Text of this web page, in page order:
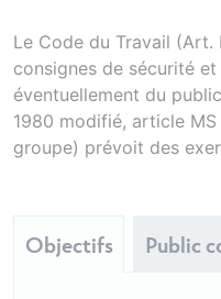
Le Code du Travail
consignes de sécurité
éventuellement du
1980 modifié, article
groupe) prévoit des
Objectifs Public